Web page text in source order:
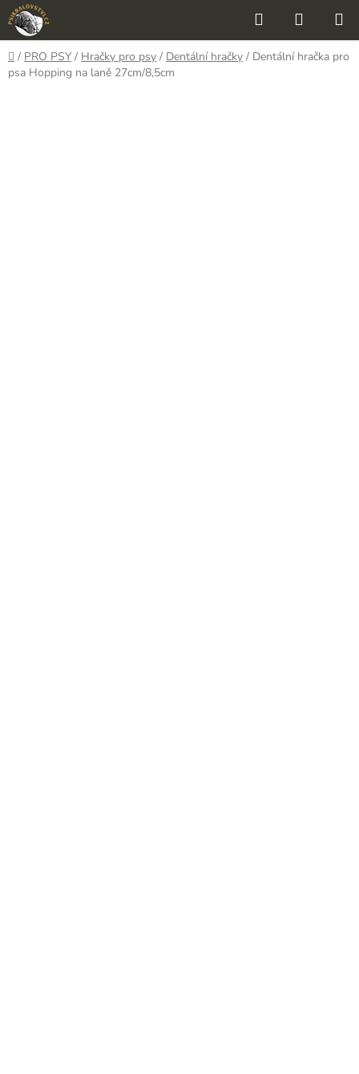
Přejít
na
obsah
Hledat
KOŠÍK
Domů
/ PRO PSY / Hračky pro psy / Dentální hračky / Dentální hračka pro
psa Hopping na laně 27cm/8,5cm